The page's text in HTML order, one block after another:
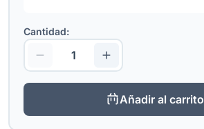
Cantidad:
Añadir al carrito